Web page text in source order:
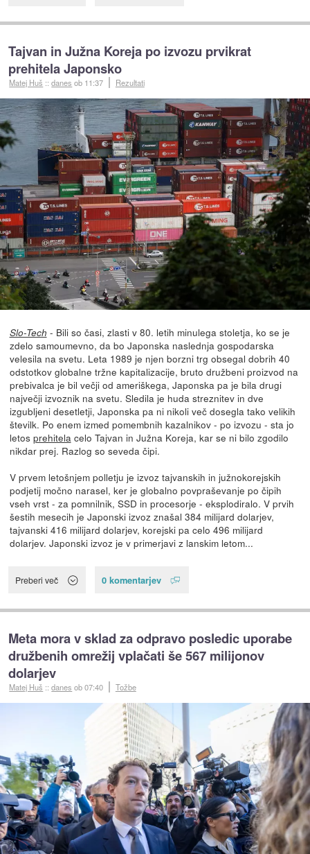
Tajvan in Južna Koreja po izvozu prvikrat
prehitela Japonsko
Matej Huš ::danes ob 11:37 Rezultati
Slo-Tech - Bili so časi, zlasti v 80. letih minulega stoletja, ko se je
zdelo samoumevno, da bo Japonska naslednja gospodarska
velesila na svetu. Leta 1989 je njen borzni trg obsegal dobrih 40
odstotkov globalne tržne kapitalizacije, bruto družbeni proizvod na
prebivalca je bil večji od ameriškega, Japonska pa je bila drugi
največji izvoznik na svetu. Sledila je huda streznitev in dve
izgubljeni desetletji, Japonska pa ni nikoli več dosegla tako velikih
številk. Po enem izmed pomembnih kazalnikov - po izvozu - sta jo
letos prehitelacelo Tajvan in Južna Koreja, kar se ni bilo zgodilo
nikdar prej. Razlog so seveda čipi.
V prvem letošnjem polletju je izvoz tajvanskih in južnokorejskih
podjetij močno narasel, ker je globalno povpraševanje po čipih
vseh vrst - za pomnilnik, SSD in procesorje - eksplodiralo. V prvih
šestih mesecih je Japonski izvoz znašal 384 milijard dolarjev,
tajvanski 416 milijard dolarjev, korejski pa celo 496 milijard
dolarjev. Japonski izvoz je v primerjavi z lanskim letom...
Preberi več 0 komentarjev
Meta mora v sklad za odpravo posledic uporabe
družbenih omrežij vplačati še 567 milijonov
dolarjev
Matej Huš ::danes ob 07:40 Tožbe